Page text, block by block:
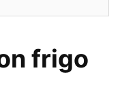
frigo